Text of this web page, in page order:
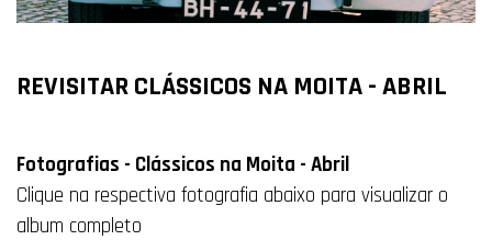
REVISITAR CLÁSSICOS NA MOITA - ABRIL
Fotografias - Clássicos na Moita - Abril
Clique na respectiva fotografia abaixo para visualizar o
album completo